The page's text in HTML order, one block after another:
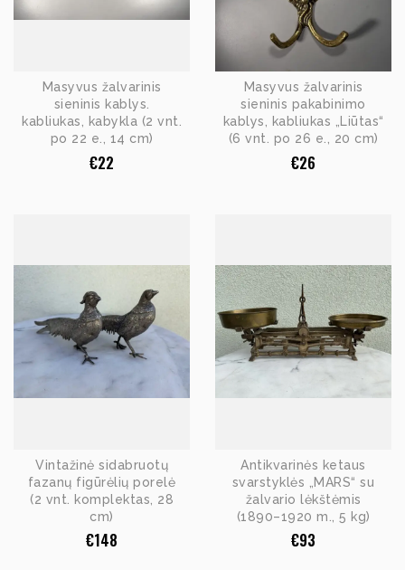
Masyvus žalvarinis
sieninis kablys.
kabliukas, kabykla (2 vnt.
po 22 e., 14 cm)
€22
Masyvus žalvarinis
sieninis pakabinimo
kablys, kabliukas „Liūtas“
(6 vnt. po 26 e., 20 cm)
€26
Vintažinė sidabruotų
fazanų figūrėlių porelė
(2 vnt. komplektas, 28
cm)
€148
Antikvarinės ketaus
svarstyklės „MARS“ su
žalvario lėkštėmis
(1890–1920 m., 5 kg)
€93